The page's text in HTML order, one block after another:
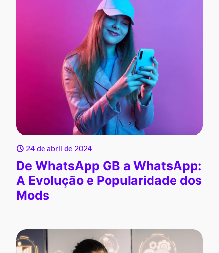
24 de abril de 2024
De WhatsApp GB a WhatsApp:
A Evolução e Popularidade dos
Mods